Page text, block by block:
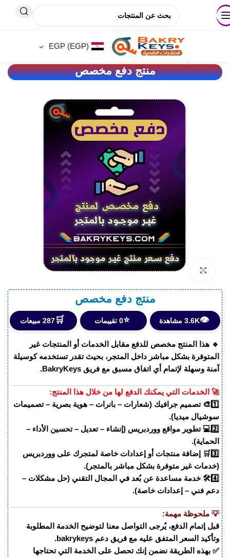
💵اسعار تناسب الجميع 🎁خصومات حقيقية حتـ
(EGP)
EGP
الصفحة الرئيسية/
wordpress
منتج دفع مخصص
اضغط للتكبير
منتج دفع مخصص
👁️3.6K مشاهدة ⭐0 تقييمات 🛒287 مبيعات
🔹 هذا المنتج مخصص للدفع مقابل الخدمات أو المنتجات غير
المتوفرة بشكل مباشر داخل المتجر، بحيث تقدر تستخدمه كوسيلة
آمنة وسهلة لإتمام أي اتفاق مسبق مع فريق BakryKeys.
🚀 الخدمات التي يمكنك الدفع لها من خلال هذا المنتج:
1️⃣🎨 تصميم جرافيك (شعارات – بانرات – هوية بصرية – تصميمات
سوشيال ميديا).
2️⃣💻 تطوير مواقع ووردبريس (إنشاء – تعديل – تحسين الأداء –
الحماية).
3️⃣🛒 إضافة منتجات أو إعدادات خاصة لمتجرك على ووردبريس
(خدمات غير متوفرة بشكل مباشر بالمتجر).
4️⃣🛠️ خدمة مساعدة عن بُعد في المجال التقني (حل مشكلات –
دعم فني – إعدادات خاصة).
💡 ملحوظة مهمة:
قبل إتمام الدفع، يُرجى التواصل معنا لتوضيح الخدمة المطلوبة
وتأكيد السعر المتفق عليه مع فريق دعم bakrykeys.
✅ بهذه الطريقة نضمن إنك تحصل على الخدمة التي تحتاجها